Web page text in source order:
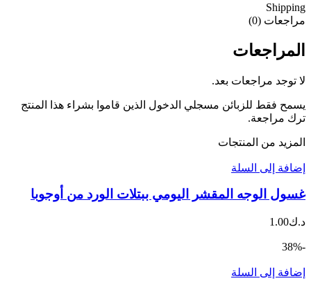
Shipping
مراجعات (0)
المراجعات
لا توجد مراجعات بعد.
يسمح فقط للزبائن مسجلي الدخول الذين قاموا بشراء هذا المنتج
ترك مراجعة.
المزيد من المنتجات
إضافة إلى السلة
غسول الوجه المقشر اليومي ببتلات الورد من أوجوبا
د.ك1.00
-38%
إضافة إلى السلة